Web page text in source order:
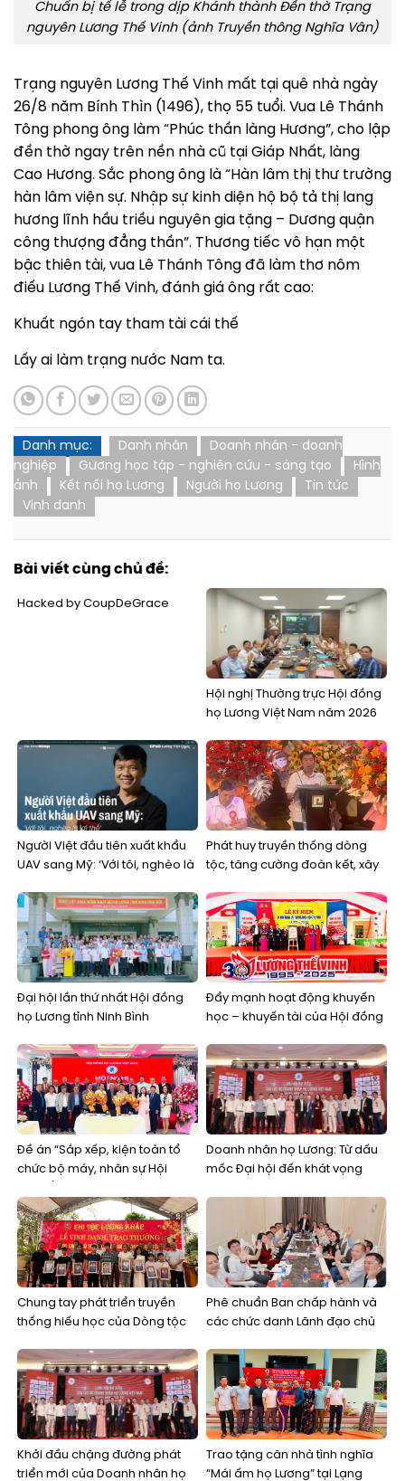
Chuẩn bị tế lễ trong dịp Khánh thành Đền thờ Trạng
nguyên Lương Thế Vinh (ảnh Truyền thông Nghĩa Vân)
Trạng nguyên Lương Thế Vinh mất tại quê nhà ngày
26/8 năm Bính Thìn (1496), thọ 55 tuổi. Vua Lê Thánh
Tông phong ông làm “Phúc thần làng Hương”, cho lập
đền thờ ngay trên nền nhà cũ tại Giáp Nhất, làng
Cao Hương. Sắc phong ông là “Hàn lâm thị thư trường
hàn lâm viện sự. Nhập sự kinh diện hộ bộ tả thị lang
hương lĩnh hầu triều nguyên gia tặng – Dương quận
công thượng đẳng thần”. Thương tiếc vô hạn một
bậc thiên tài, vua Lê Thánh Tông đã làm thơ nôm
điếu Lương Thế Vinh, đánh giá ông rất cao:
Khuất ngón tay tham tài cái thế
Lấy ai làm trạng nước Nam ta.
Danh mục: Danh nhân
Doanh nhân - doanh
nghiệp
Gương học tập - nghiên cứu - sáng tạo
Hình
ảnh
Kết nối họ Lương Người họ Lương
Tin tức
Vinh danh
Bài viết cùng chủ đề:
Hacked by CoupDeGrace
Hội nghị Thường trực Hội đồng
họ Lương Việt Nam năm 2026
Người Việt đầu tiên xuất khẩu
UAV sang Mỹ: ‘Với tôi, nghèo là
Phát huy truyền thống dòng
tộc, tăng cường đoàn kết, xây
Ninh Bình vững mạnh trong thời
kỳ mới
Đại hội lần thứ nhất Hội đồng
họ Lương tỉnh Ninh Bình
Đẩy mạnh hoạt động khuyến
học – khuyến tài của Hội đồng
Đề án “Sắp xếp, kiện toàn tổ
chức bộ máy, nhân sự Hội
cấp tỉnh”
Doanh nhân họ Lương: Từ dấu
mốc Đại hội đến khát vọng
doanh bền vững
Chung tay phát triển truyền
thống hiếu học của Dòng tộc
đổi bằng tri thức, học vấn
Phê chuẩn Ban chấp hành và
các chức danh Lãnh đạo chủ
họ Lương Việt Nam
Khởi đầu chặng đường phát
triển mới của Doanh nhân họ
Trao tặng căn nhà tình nghĩa
“Mái ấm họ Lương” tại Lạng